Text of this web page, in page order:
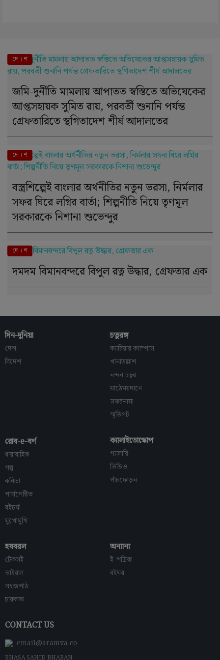
দে । শ
জমি-দুর্নীতি মামলায় আপাতত স্বস্তিতে অভিষেকের
আপ্তসহায়ক সুমিত রায়, পরবর্তী শুনানি পর্যন্ত
গ্রেফতারিতে স্থগিতাদেশ শীর্ষ আদালতের
দে । শ
বস্ত্রশিল্পেই বাংলার অর্থনীতির নতুন ভরসা, নির্মলার
সফর ঘিরে লগ্নির বার্তা; শিল্পনীতি নিয়ে তৃণমূল
সরকারকে নিশানা শুভেন্দুর
দে । শ
দমদম বিমানবন্দরে বিপুল রত্ন উদ্ধার, গ্রেফতার এক
দিন-দুনিয়া
দেশ
বিদেশ
চতুরঙ্গ
ক্যারিয়ার ক্যাম্পাস
খানাতল্লাশ
নন্দন চত্বর
মাঠেময়দানে
সফরনামা
স্মৃতিপট
রোব-e-বর্ণ
ধারাবাহিক
গল্প
কবিতা
পার্সপেক্টিভ
বইচর্যা
মুখোমুখি
ক্যালাইডোস্কোপ
গ্যালারি
ভিডিও
পাঁচফোড়ন
হযবরল
টেকসই
ভাইরাল
সহজপাঠ
চারুলতা
অন্যান্য
ই-পত্রিকা
বইঘর
CONTACT US
email@aramva.co
BHASA SAHID BHABAN